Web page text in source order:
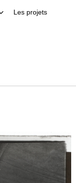
Les projets